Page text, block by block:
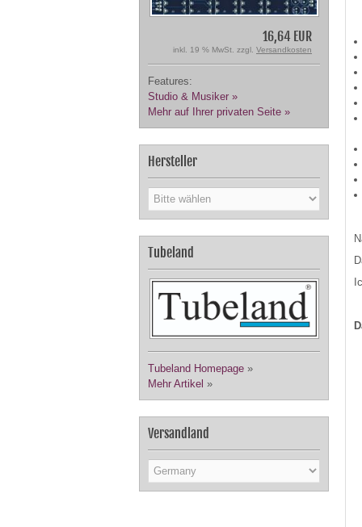
16,64 EUR
inkl. 19 % MwSt. zzgl. Versandkosten
Features:
Studio & Musiker »
Mehr auf Ihrer privaten Seite »
Hersteller
Tubeland
Tubeland Homepage »
Mehr Artikel »
Versandland